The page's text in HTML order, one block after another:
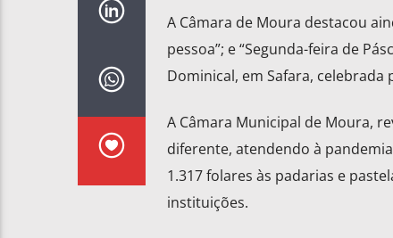
A Câmara de Moura destacou
pessoa”; e “Segunda-feira de
Dominical, em Safara, celebrada
A Câmara Municipal de Moura,
diferente, atendendo à
1.317 folares às padarias e
instituições.